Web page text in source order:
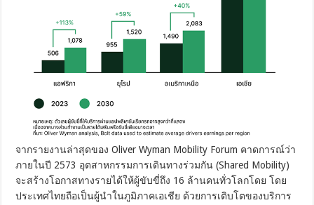
จากรายงานล่าสุดของ Oliver Wyman Mobility Forum คาดการณ์ว่า
ภายในปี 2573 อุตสาหกรรมการเดินทางร่วมกัน (Shared Mobility)
จะสร้างโอกาสทางรายได้ให้ผู้ขับขี่ถึง 16 ล้านคนทั่วโลกโดย โดย
ประเทศไทยถือเป็นผู้นำในภูมิภาคเอเชีย ด้วยการเติบโตของบริการ